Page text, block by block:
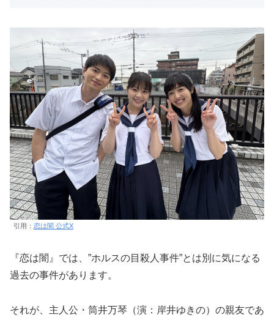
引用： 恋は闇 公式X
『恋は闇』では、”ホルスの目殺人事件”とは別に気になる
過去の事件があります。
それが、主人公・筒井万琴（演：岸井ゆきの）の親友であ